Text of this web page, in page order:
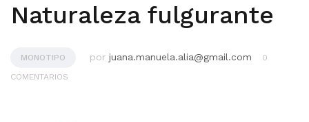
Naturaleza fulgurante
MONOTIPO por juana.manuela.alia@gmail.com
0
COMENTARIOS